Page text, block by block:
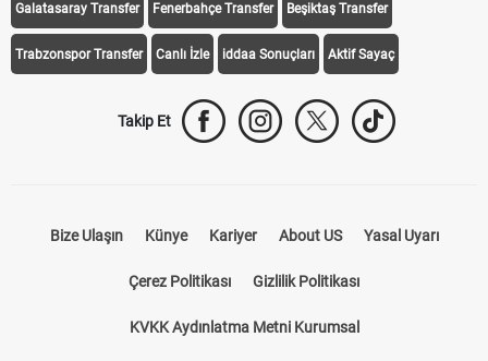
Galatasaray Transfer Fenerbahçe Transfer Beşiktaş Transfer
Trabzonspor Transfer Canlı İzle iddaa Sonuçları Aktif Sayaç
Takip Et
Bize Ulaşın Künye Kariyer About US Yasal Uyarı
Çerez Politikası Gizlilik Politikası
KVKK Aydınlatma Metni Kurumsal